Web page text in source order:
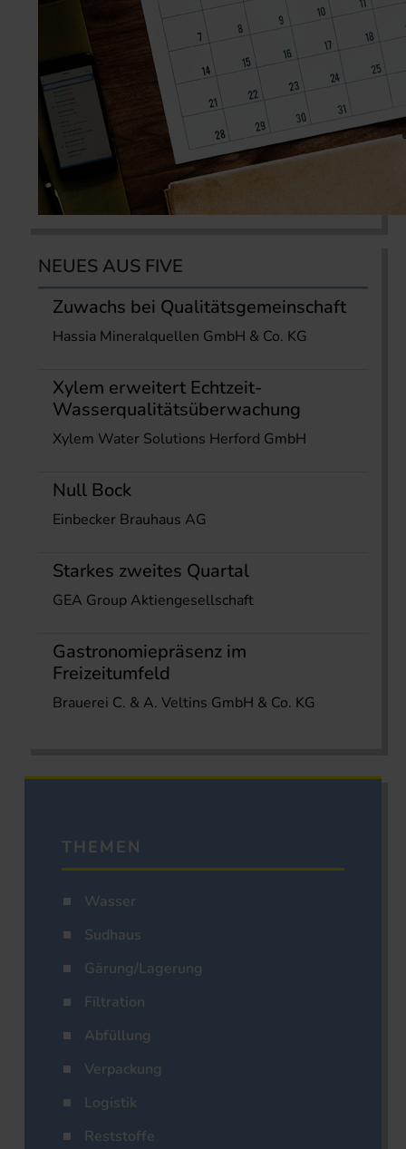
NEUES AUS FIVE
Zuwachs bei Qualitätsgemeinschaft
Hassia Mineralquellen GmbH & Co. KG
Xylem erweitert Echtzeit-
Wasserqualitätsüberwachung
Xylem Water Solutions Herford GmbH
Null Bock
Einbecker Brauhaus AG
Starkes zweites Quartal
GEA Group Aktiengesellschaft
Gastronomiepräsenz im
Freizeitumfeld
Brauerei C. & A. Veltins GmbH & Co. KG
THEMEN
Wasser
Sudhaus
Gärung/Lagerung
Filtration
Abfüllung
Verpackung
Logistik
Reststoffe